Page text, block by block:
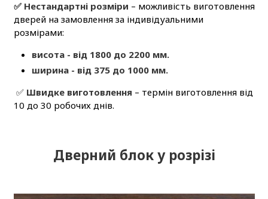
✅ Нестандартні розміри – можливість виготовлення
дверей на замовлення за індивідуальними
розмірами:
висота - від 1800 до 2200 мм.
ширина - від 375 до 1000 мм.
✅ Швидке виготовлення – термін виготовлення від
10 до 30 робочих днів.
Дверний блок у розрізі